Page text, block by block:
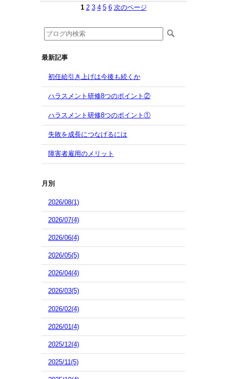
1 2 3 4 5 6 次のページ
最新記事
初任給引き上げは今後も続くか
ハラスメント研修8つのポイント②
ハラスメント研修8つのポイント①
失敗を成長につなげるには
障害者雇用のメリット
月別
2026/08(1)
2026/07(4)
2026/06(4)
2026/05(5)
2026/04(4)
2026/03(5)
2026/02(4)
2026/01(4)
2025/12(4)
2025/11(5)